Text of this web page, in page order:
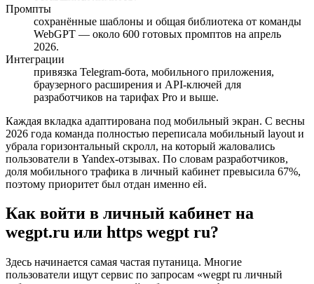
Промпты
сохранённые шаблоны и общая библиотека от команды
WebGPT — около 600 готовых промптов на апрель
2026.
Интеграции
привязка Telegram-бота, мобильного приложения,
браузерного расширения и API-ключей для
разработчиков на тарифах Pro и выше.
Каждая вкладка адаптирована под мобильный экран. С весны
2026 года команда полностью переписала мобильный layout и
убрала горизонтальный скролл, на который жаловались
пользователи в Yandex-отзывах. По словам разработчиков,
доля мобильного трафика в личный кабинет превысила 67%,
поэтому приоритет был отдан именно ей.
Как войти в личный кабинет на
wegpt.ru или https wegpt ru?
Здесь начинается самая частая путаница. Многие
пользователи ищут сервис по запросам «wegpt ru личный